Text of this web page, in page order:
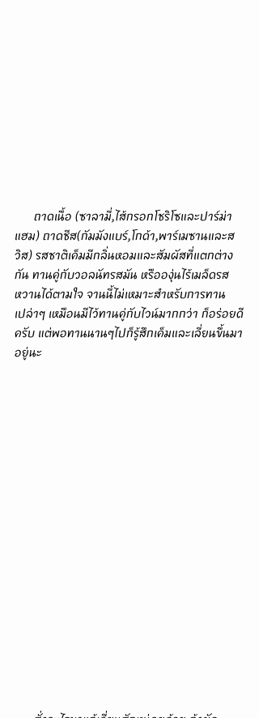
แฮม) ถาดชีส(กัมมังแบร์,โกด้า,พาร์เมซานและส
วิส) รสชาติเค็มมีกลิ่นหอมและสัมผัสที่แตกต่าง
กัน ทานคู่กับวอลนัทรสมัน หรือองุ่นไร้เมล็ดรส
หวานได้ตามใจ จานนี้ไม่เหมาะสำหรับการทาน
เปล่าๆ เหมือนมีไว้ทานคู่กับไวน์มากกว่า ก็อร่อยดี
ครับ แต่พอทานนานๆไปก็รู้สึกเค็มและเลี่ยนขึ้นมา
อยู่นะ